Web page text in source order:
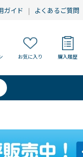
ガイド よくあるご質問
お気に入り 購入履歴